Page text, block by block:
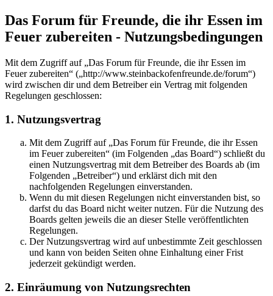
Das Forum für Freunde, die ihr Essen im
Feuer zubereiten - Nutzungsbedingungen
Mit dem Zugriff auf „Das Forum für Freunde, die ihr Essen im
Feuer zubereiten“ („http://www.steinbackofenfreunde.de/forum“)
wird zwischen dir und dem Betreiber ein Vertrag mit folgenden
Regelungen geschlossen:
1. Nutzungsvertrag
Mit dem Zugriff auf „Das Forum für Freunde, die ihr Essen
im Feuer zubereiten“ (im Folgenden „das Board“) schließt du
einen Nutzungsvertrag mit dem Betreiber des Boards ab (im
Folgenden „Betreiber“) und erklärst dich mit den
nachfolgenden Regelungen einverstanden.
Wenn du mit diesen Regelungen nicht einverstanden bist, so
darfst du das Board nicht weiter nutzen. Für die Nutzung des
Boards gelten jeweils die an dieser Stelle veröffentlichten
Regelungen.
Der Nutzungsvertrag wird auf unbestimmte Zeit geschlossen
und kann von beiden Seiten ohne Einhaltung einer Frist
jederzeit gekündigt werden.
2. Einräumung von Nutzungsrechten